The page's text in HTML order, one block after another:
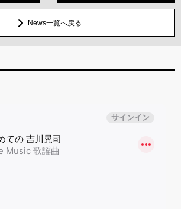
News一覧へ戻る